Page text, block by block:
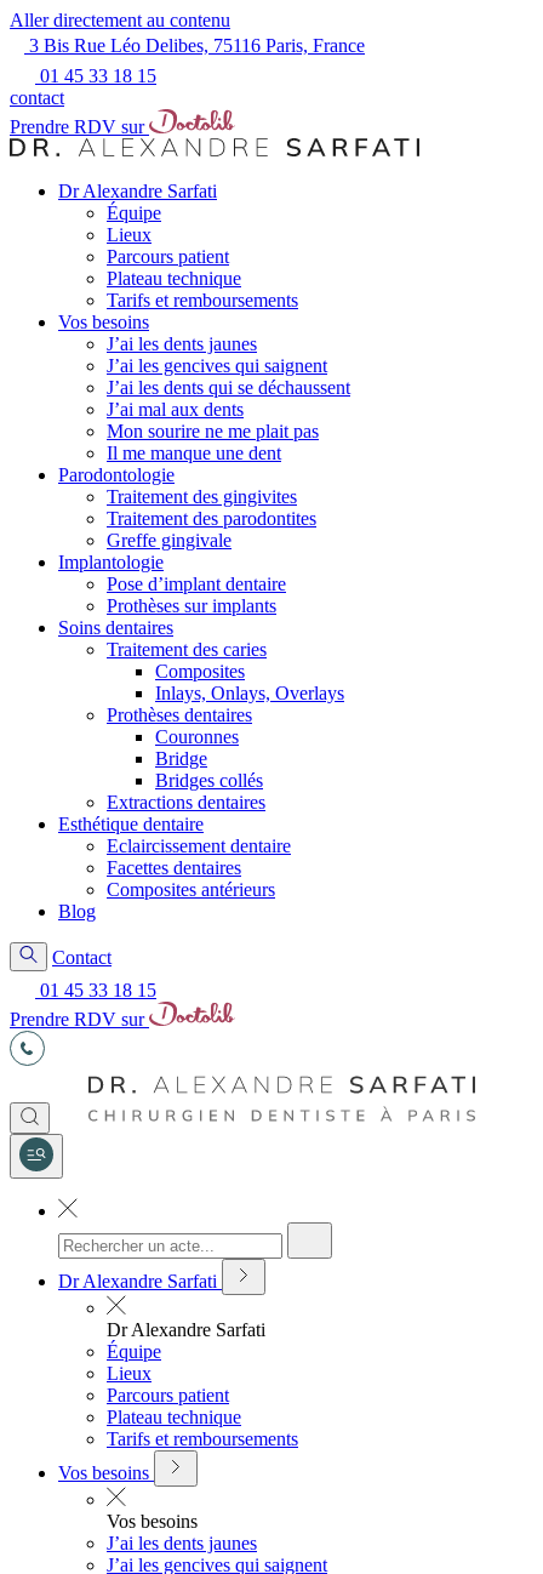
Aller directement au contenu
3 Bis Rue Léo Delibes, 75116 Paris, France
01 45 33 18 15
contact
Prendre RDV sur
Dr Alexandre Sarfati
Équipe
Lieux
Parcours patient
Plateau technique
Tarifs et remboursements
Vos besoins
J’ai les dents jaunes
J’ai les gencives qui saignent
J’ai les dents qui se déchaussent
J’ai mal aux dents
Mon sourire ne me plait pas
Il me manque une dent
Parodontologie
Traitement des gingivites
Traitement des parodontites
Greffe gingivale
Implantologie
Pose d’implant dentaire
Prothèses sur implants
Soins dentaires
Traitement des caries
Composites
Inlays, Onlays, Overlays
Prothèses dentaires
Couronnes
Bridge
Bridges collés
Extractions dentaires
Esthétique dentaire
Eclaircissement dentaire
Facettes dentaires
Composites antérieurs
Blog
Contact
01 45 33 18 15
Prendre RDV sur
Dr Alexandre Sarfati
Dr Alexandre Sarfati
Équipe
Lieux
Parcours patient
Plateau technique
Tarifs et remboursements
Vos besoins
Vos besoins
J’ai les dents jaunes
J’ai les gencives qui saignent